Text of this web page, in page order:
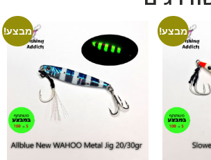
מבצע! מבצע!